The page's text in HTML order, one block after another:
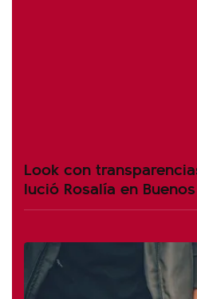
Look con
lució Rosalía en